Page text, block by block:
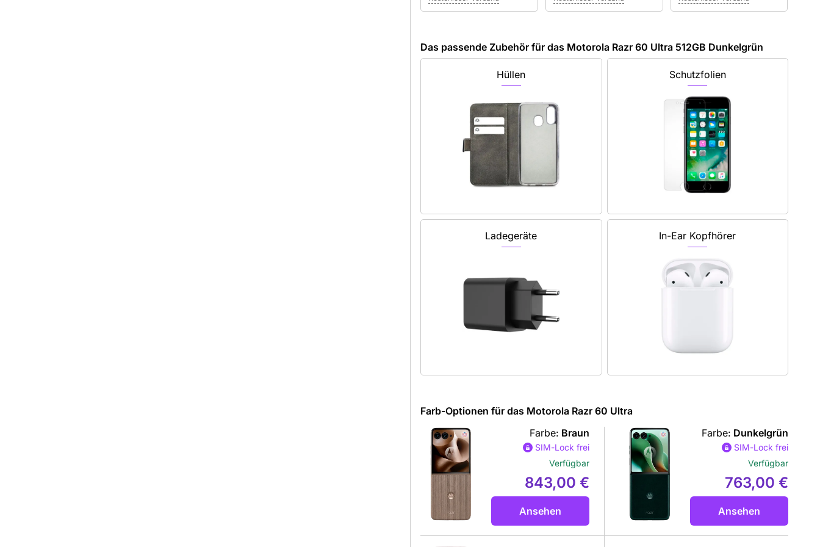
Das passende Zubehör für das Motorola Razr 60 Ultra 512GB Dunkelgrün
Hüllen Schutzfolien
Ladegeräte In-Ear Kopfhörer
Farb-Optionen für das Motorola Razr 60 Ultra
Farbe: Braun
SIM-Lock frei
Verfügbar
843,00 €
Ansehen
Farbe: Dunkelgrün
SIM-Lock frei
Verfügbar
763,00 €
Ansehen